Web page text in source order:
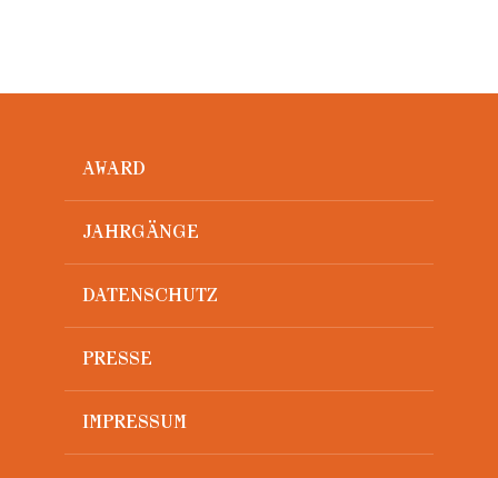
AWARD
JAHRGÄNGE
DATENSCHUTZ
PRESSE
IMPRESSUM